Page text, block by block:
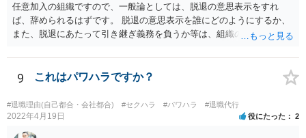
任意加入の組織ですので、一般論としては、脱退の意思表示をすれ
ば、辞められるはずです。 脱退の意思表示を誰にどのようにするか、
また、脱退にあたって引き継ぎ義務を負うか等は、組織の実態等を踏
もう少し具体的な対応方法についてアドバイスを受けられると思いま
す。
9 これはパワハラですか？
#退職理由(自己都合・会社都合) #セクハラ #パワハラ #退職代行
2022年4月19日 役にたった 2